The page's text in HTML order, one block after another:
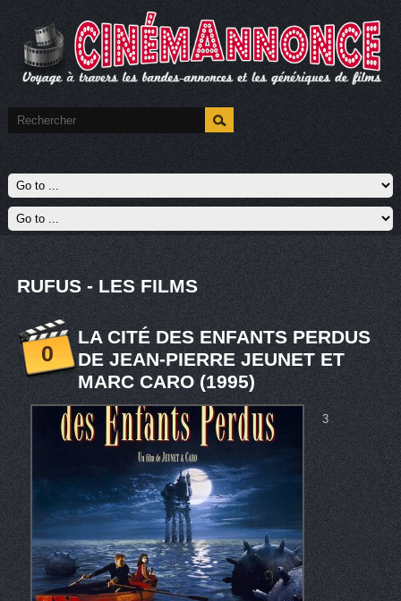
RUFUS - LES FILMS
0
LA CITÉ DES ENFANTS PERDUS
DE JEAN-PIERRE JEUNET ET
MARC CARO (1995)
3